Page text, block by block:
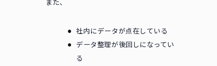
また、
社内にデータが点在している
データ整理が後回しになってい
る